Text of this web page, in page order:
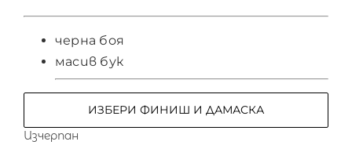
черна боя
масив бук
ИЗБЕРИ ФИНИШ И ДАМАСКА
Изчерпан